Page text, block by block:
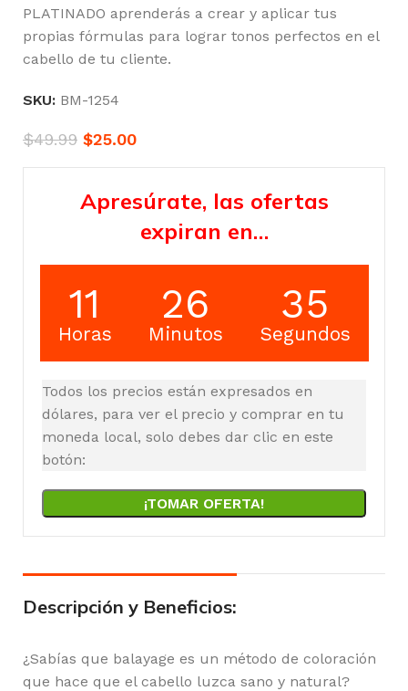
PLATINADO aprenderás a crear y aplicar tus
propias fórmulas para lograr tonos perfectos en el
cabello de tu cliente.
SKU: BM-1254
$49.99 $25.00
Apresúrate, las ofertas
expiran en…
11
Horas
26
Minutos
34
Segundos
Todos los precios están expresados en
dólares, para ver el precio y comprar en tu
moneda local, solo debes dar clic en este
botón:
¡TOMAR OFERTA!
Descripción y Beneficios:
¿Sabías que balayage es un método de coloración
que hace que el cabello luzca sano y natural?